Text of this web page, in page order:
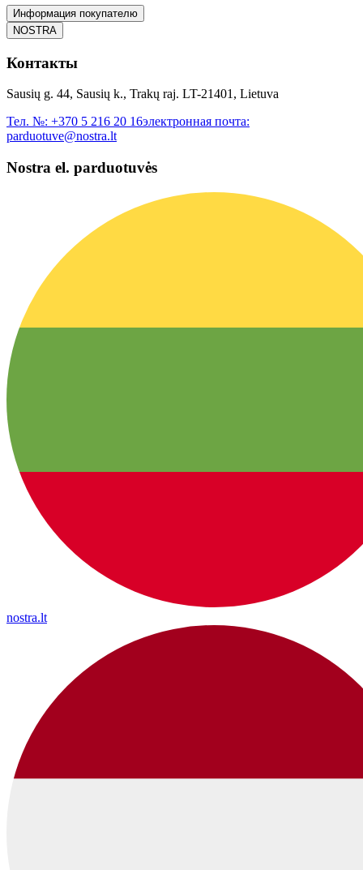
Информация покупателю
NOSTRA
Контакты
Sausių g. 44, Sausių k., Trakų raj. LT-21401, Lietuva
Тел. №: +370 5 216 20 16электронная почта:
parduotuve@nostra.lt
Nostra el. parduotuvės
nostra.lt